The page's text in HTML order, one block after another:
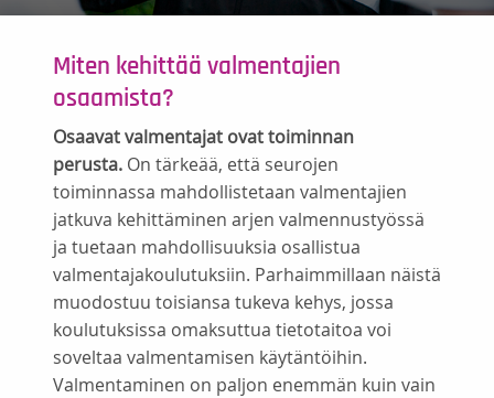
Miten kehittää valmentajien
osaamista?
Osaavat valmentajat ovat toiminnan
perusta. On tärkeää, että seurojen
toiminnassa mahdollistetaan valmentajien
jatkuva kehittäminen arjen valmennustyössä
ja tuetaan mahdollisuuksia osallistua
valmentajakoulutuksiin. Parhaimmillaan näistä
muodostuu toisiansa tukeva kehys, jossa
koulutuksissa omaksuttua tietotaitoa voi
soveltaa valmentamisen käytäntöihin.
Valmentaminen on paljon enemmän kuin vain